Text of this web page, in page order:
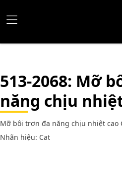
513-2068: Mỡ
năng chịu
Mỡ bôi trơn đa năng chịu nhiệt cao
Nhãn hiệu: Cat